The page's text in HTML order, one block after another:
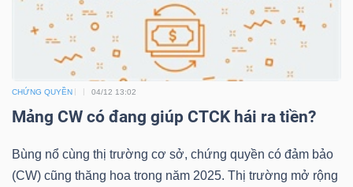
CHỨNG QUYỀN 04/12 13:02
Mảng CW có đang giúp CTCK hái ra tiền?
Bùng nổ cùng thị trường cơ sở, chứng quyền có đảm bảo
(CW) cũng thăng hoa trong năm 2025. Thị trường mở rộng
TRUY
XUẤT
DỮ
Ngành